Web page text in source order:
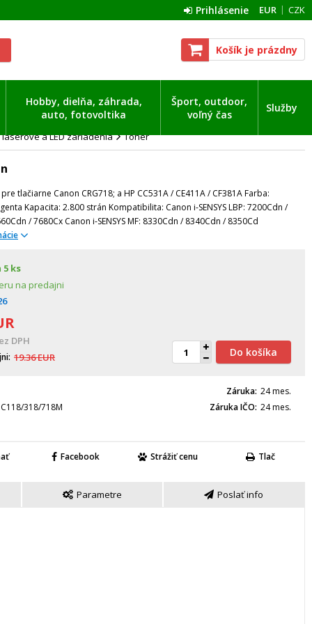
EUR CZK
Prihlásenie
Košík je prázdny
Hobby, dielňa, záhrada,
auto, fotovoltika
Šport, outdoor,
voľný čas
Služby
a LED zariadenia Toner
tlačiarne Canon CRG718; a HP CC531A / CE411A / CF381A Farba:
Kapacita: 2.800 strán Kompatibilita: Canon i-SENSYS LBP: 7200Cdn /
/ 7680Cx Canon i-SENSYS MF: 8330Cdn / 8340Cdn / 8350Cd
5 ks
na predajni
DPH
19.36EUR Do košíka
318/718M
Záruka 24 mes.
Záruka IČO 24 mes.
Facebook Strážiť cenu Tlač
Parametre Poslať info